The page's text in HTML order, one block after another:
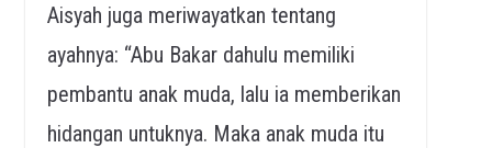
Aisyah juga meriwayatkan tentang
ayahnya: “Abu Bakar dahulu memiliki
pembantu anak muda, lalu ia memberikan
hidangan untuknya. Maka anak muda itu